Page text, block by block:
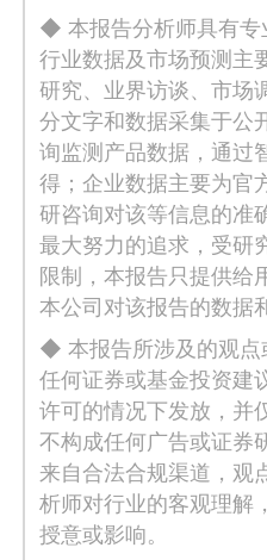
◆ 本报告分析师具有专
行业数据及市场预测主
研究、业界访谈、市场
分文字和数据采集于公
询监测产品数据，通过
得；企业数据主要为官
研咨询对该等信息的准
最大努力的追求，受研
限制，本报告只提供给
本公司对该报告的数据
◆ 本报告所涉及的观点
任何证券或基金投资建
许可的情况下发放，并
不构成任何广告或证券
来自合法合规渠道，观
析师对行业的客观理解
授意或影响。